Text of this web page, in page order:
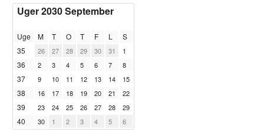
Uger 2030 September
Uge M T O T F L
S
35
26 27 28 29 30 31 1
36 2 3 4 5 6 7 8
37 9 10 11 12 13 14 15
38 16 17 18 19 20 21 22
39 23 24 25 26 27 28 29
40 30 1 2 3 4 5 6